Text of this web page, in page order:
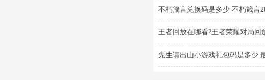
不朽箴言兑换码是多少 不朽箴言
王者回放在哪看?王者荣耀对局回
先生请出山小游戏礼包码是多少